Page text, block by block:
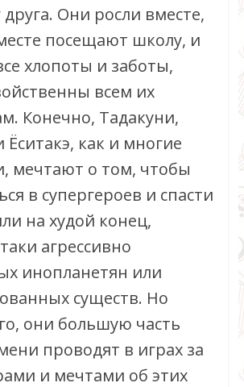
Они росли вместе,
посещают школу, и
хлопоты и заботы,
всем их
Конечно, Тадакуни,
как и многие
мечтают о том, чтобы
в супергероев и спасти
на худой конец,
агрессивно
инопланетян или
существ. Но
они большую часть
проводят в играх за
и мечтами об этих